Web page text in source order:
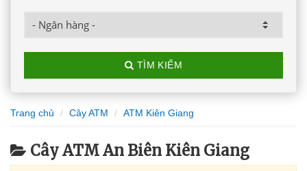
TÌM KIẾM
Trang chủ Cây ATM ATM Kiên Giang
Cây ATM An Biên Kiên Giang